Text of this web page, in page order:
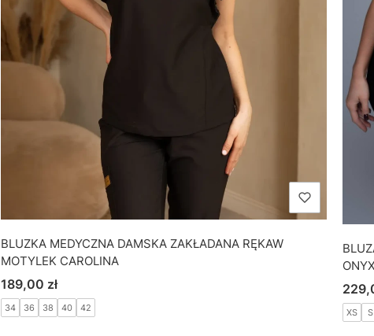
BLUZKA MEDYCZNA DAMSKA ZAKŁADANA RĘKAW
MOTYLEK CAROLINA
Cena
189,00 zł
34 36 38 40 42
Cena
XS S